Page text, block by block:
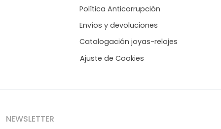
Política Anticorrupción
Envíos y devoluciones
Catalogación joyas-relojes
Ajuste de Cookies
NEWSLETTER